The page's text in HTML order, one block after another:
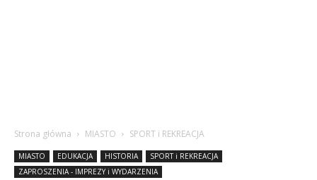
Strona główna MIASTO SPORT i REKREACJA
MIASTO EDUKACJA HISTORIA
SPORT i REKREACJA
ZAPROSZENIA - IMPREZY i WYDARZENIA